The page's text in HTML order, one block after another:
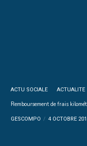
ACTU SOCIALE ACTUALITE
Remboursement de frais
GESCOMPO 4 OCTOBRE